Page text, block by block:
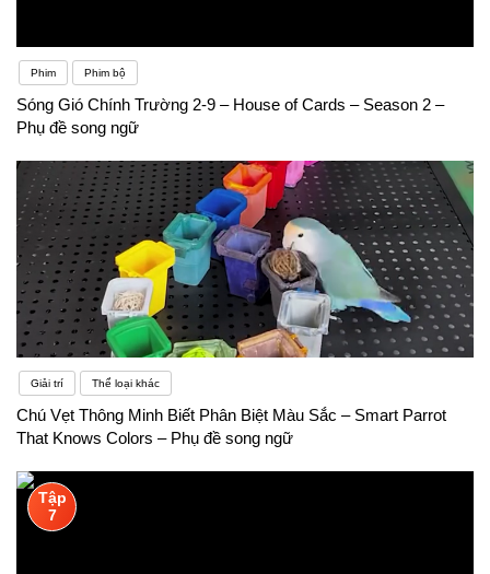
Phim Phim bộ
Sóng Gió Chính Trường 2-9 – House of Cards – Season 2 –
Phụ đề song ngữ
Giải trí Thể loại khác
Chú Vẹt Thông Minh Biết Phân Biệt Màu Sắc – Smart Parrot
That Knows Colors – Phụ đề song ngữ
Tập
7